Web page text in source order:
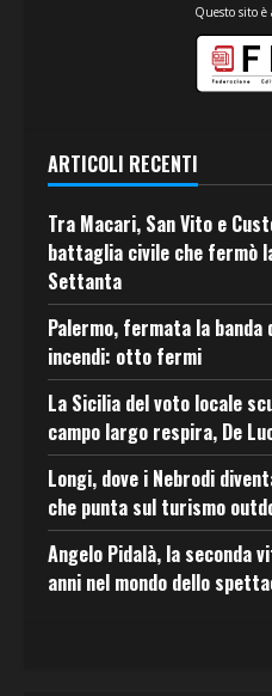
Questo sito è
ARTICOLI RECENTI
Tra Macari, San Vito e
battaglia civile che fermò
Settanta
Palermo, fermata la banda
incendi: otto fermi
La Sicilia del voto locale
campo largo respira, De
Longi, dove i Nebrodi
che punta sul turismo
Angelo Pidalà, la seconda
anni nel mondo dello